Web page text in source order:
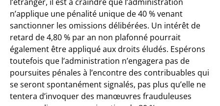
n’applique une pénalité unique de 40 % venant
sanctionner les omissions délibérées. Un intérêt de
retard de 4,80 % par an non plafonné pourrait
également être appliqué aux droits éludés. Espérons
toutefois que l’administration n’engagera pas de
poursuites pénales à l’encontre des contribuables qui
se seront spontanément signalés, pas plus qu’elle ne
tentera d’invoquer des manœuvres frauduleuses